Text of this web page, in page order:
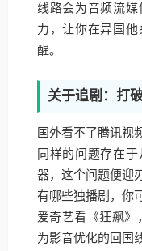
线路会为音频流
力，让你在异国
醒。
关于追剧：打
国外看不了腾讯视
同样的问题存在
器，这个问题便迎
有哪些独播剧，你
爱奇艺看《狂飙》
为影音优化的回国